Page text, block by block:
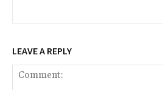
LEAVE A REPLY